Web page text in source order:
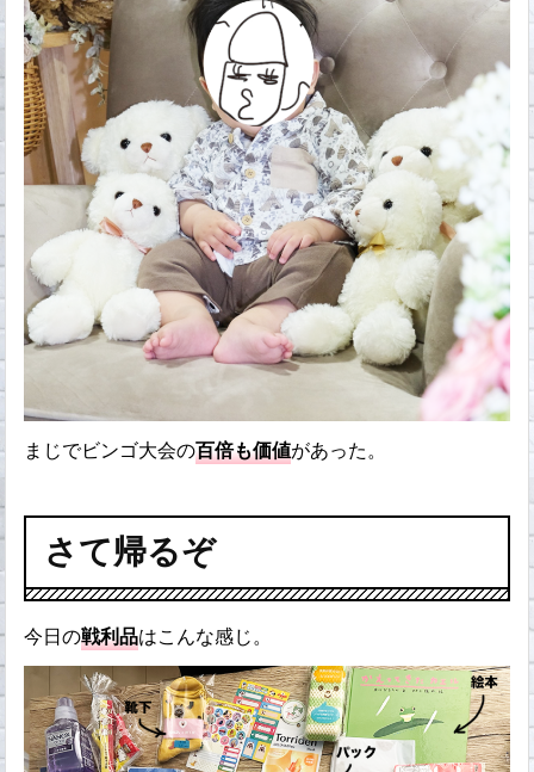
まじでビンゴ大会の百倍も価値があった。
さて帰るぞ
今日の戦利品はこんな感じ。